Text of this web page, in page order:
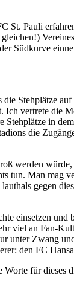
St. Pauli
Südkurve
Stehplätze
vertrete die
in
die
werden
tun. Man mag
gegen
einsetzen und
viel an Fan-
Zwang
den FC
für dieses